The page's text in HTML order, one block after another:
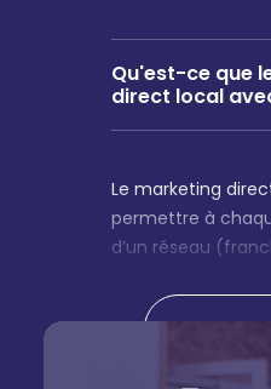
Qu'est-ce que
direct local
Le marketing
permettre à
d’un réseau
directement
SMS, l’email ou le
Plus de